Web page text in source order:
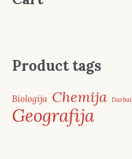
Product tags
Biologija Chemija Darbai
Geografija